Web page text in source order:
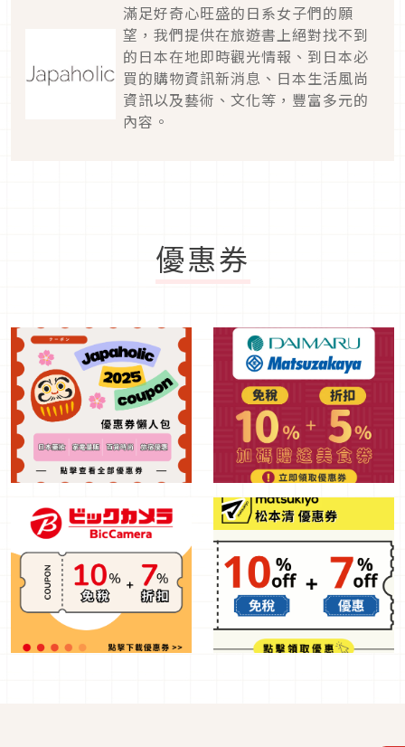
滿足好奇心旺盛的日系女子們的願
望，我們提供在旅遊書上絕對找不到
的日本在地即時觀光情報、到日本必
買的購物資訊新消息、日本生活風尚
資訊以及藝術、文化等，豐富多元的
內容。
優惠券